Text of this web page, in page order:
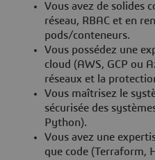
Vous avez de solides
réseau, RBAC et en
pods/conteneurs.
Vous possédez une
cloud (AWS, GCP ou
réseaux et la
Vous maîtrisez le
sécurisée des
Python).
Vous avez une
que code (Terraform,